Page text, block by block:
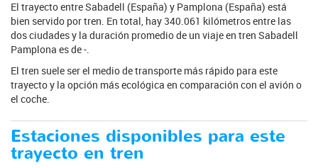
El trayecto entre Sabadell (España) y Pamplona (España) está
bien servido por tren. En total, hay 340.061 kilómetros entre las
dos ciudades y la duración promedio de un viaje en tren Sabadell
Pamplona es de -.
El tren suele ser el medio de transporte más rápido para este
trayecto y la opción más ecológica en comparación con el avión o
el coche.
Estaciones disponibles para este
trayecto en tren